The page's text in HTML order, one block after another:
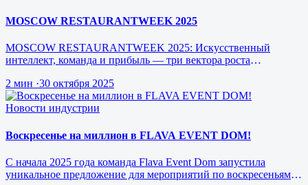
MOSCOW RESTAURANTWEEK 2025
MOSCOW RESTAURANTWEEK 2025: Искусственный
интеллект, команда и прибыль — три вектора роста
2 мин ·30 октября 2025
Новости индустрии
Воскресенье на миллион в FLAVA EVENT DOM!
С начала 2025 года команда Flava Event Dom запустила
уникальное предложение для мероприятий по воскресеньям за